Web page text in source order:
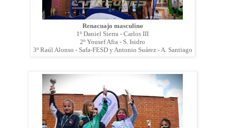
Renacuajo masculino
1º Daniel Sierra - Carlos III
2º Yousef Afia - S. Isidro
3º Raúl Alonso - Safa-FESD y Antonio Suárez - A. Santiago